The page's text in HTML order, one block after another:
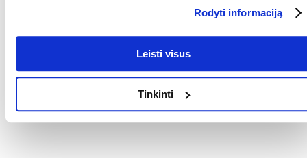
Rodyti informaciją
Leisti visus
Tinkinti
Patikrinę atsiliepimus, paskelbsime ir teigiamus, ir neigiamus
Nerasta atsiliepimų